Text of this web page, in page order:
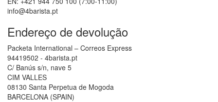
info@4barista.pt
Endereço de devolução
Packeta International – Correos Express
94419502 - 4barista.pt
C/ Banús s/n, nave 5
CIM VALLES
08130 Santa Perpetua de Mogoda
BARCELONA (SPAIN)